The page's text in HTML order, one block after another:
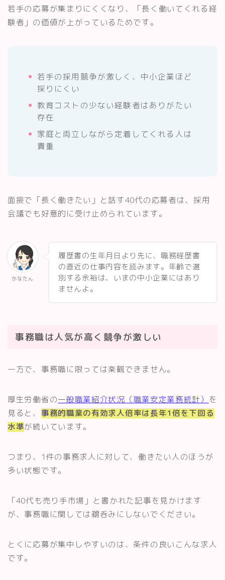
若手の応募が集まりにくくなり、「長く働いてくれる経
験者」の価値が上がっているためです。
若手の採用競争が激しく、中小企業ほど
採りにくい
教育コストの少ない経験者はありがたい
存在
家庭と両立しながら定着してくれる人は
貴重
面接で「長く働きたい」と話す40代の応募者は、採用
会議でも好意的に受け止められています。
かなたん
履歴書の生年月日より先に、職務経歴書
の直近の仕事内容を読みます。年齢で選
別する余裕は、いまの中小企業にはあり
ませんよ。
事務職は人気が高く競争が激しい
一方で、事務職に限っては楽観できません。
厚生労働省の一般職業紹介状況（職業安定業務統計） を
見ると、 事務的職業の有効求人倍率は長年1倍を下回る
水準が続いています。
つまり、1件の事務求人に対して、働きたい人のほうが
多い状態です。
「40代も売り手市場」と書かれた記事を見かけます
が、事務職に関しては鵜呑みにしないでください。
とくに応募が集中しやすいのは、条件の良いこんな求人
です。